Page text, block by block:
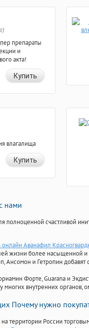
препараты
и
акта!
Купить
влагалища
Купить
нами
полноценной счастливой
онлайн Аванафил
жизни более насыщенной и
Ансомон и Гетропин
Форте, Guarana и
многих внутренних органов,
Почему нужно
территории России